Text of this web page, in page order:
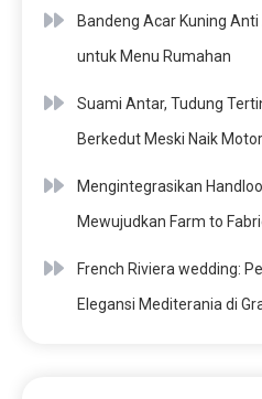
Bandeng Acar Kuning
untuk Menu Rumahan
Suami Antar, Tudung
Berkedut Meski Naik Motor
Mengintegrasikan
Mewujudkan Farm to
French Riviera wedding:
Elegansi Mediterania di